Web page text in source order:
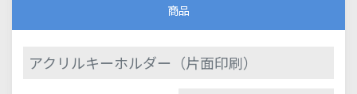
商品
アクリルキーホルダー（片面印刷）